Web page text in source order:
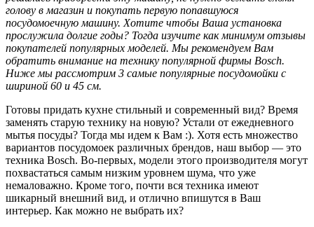
голову в магазин и покупать первую попавшуюся
посудомоечную машину. Хотите чтобы Ваша установка
прослужила долгие годы? Тогда изучите как минимум отзывы
покупателей популярных моделей. Мы рекомендуем Вам
обратить внимание на технику популярной фирмы Bosch.
Ниже мы рассмотрим 3 самые популярные посудомойки с
шириной 60 и 45 см.
Готовы придать кухне стильный и современный вид? Время
заменять старую технику на новую? Устали от ежедневного
мытья посуды? Тогда мы идем к Вам :). Хотя есть множество
вариантов посудомоек различных брендов, наш выбор — это
техника Bosch. Во-первых, модели этого производителя могут
похвастаться самым низким уровнем шума, что уже
немаловажно. Кроме того, почти вся техника имеют
шикарный внешний вид, и отлично впишутся в Ваш
интерьер. Как можно не выбрать их?